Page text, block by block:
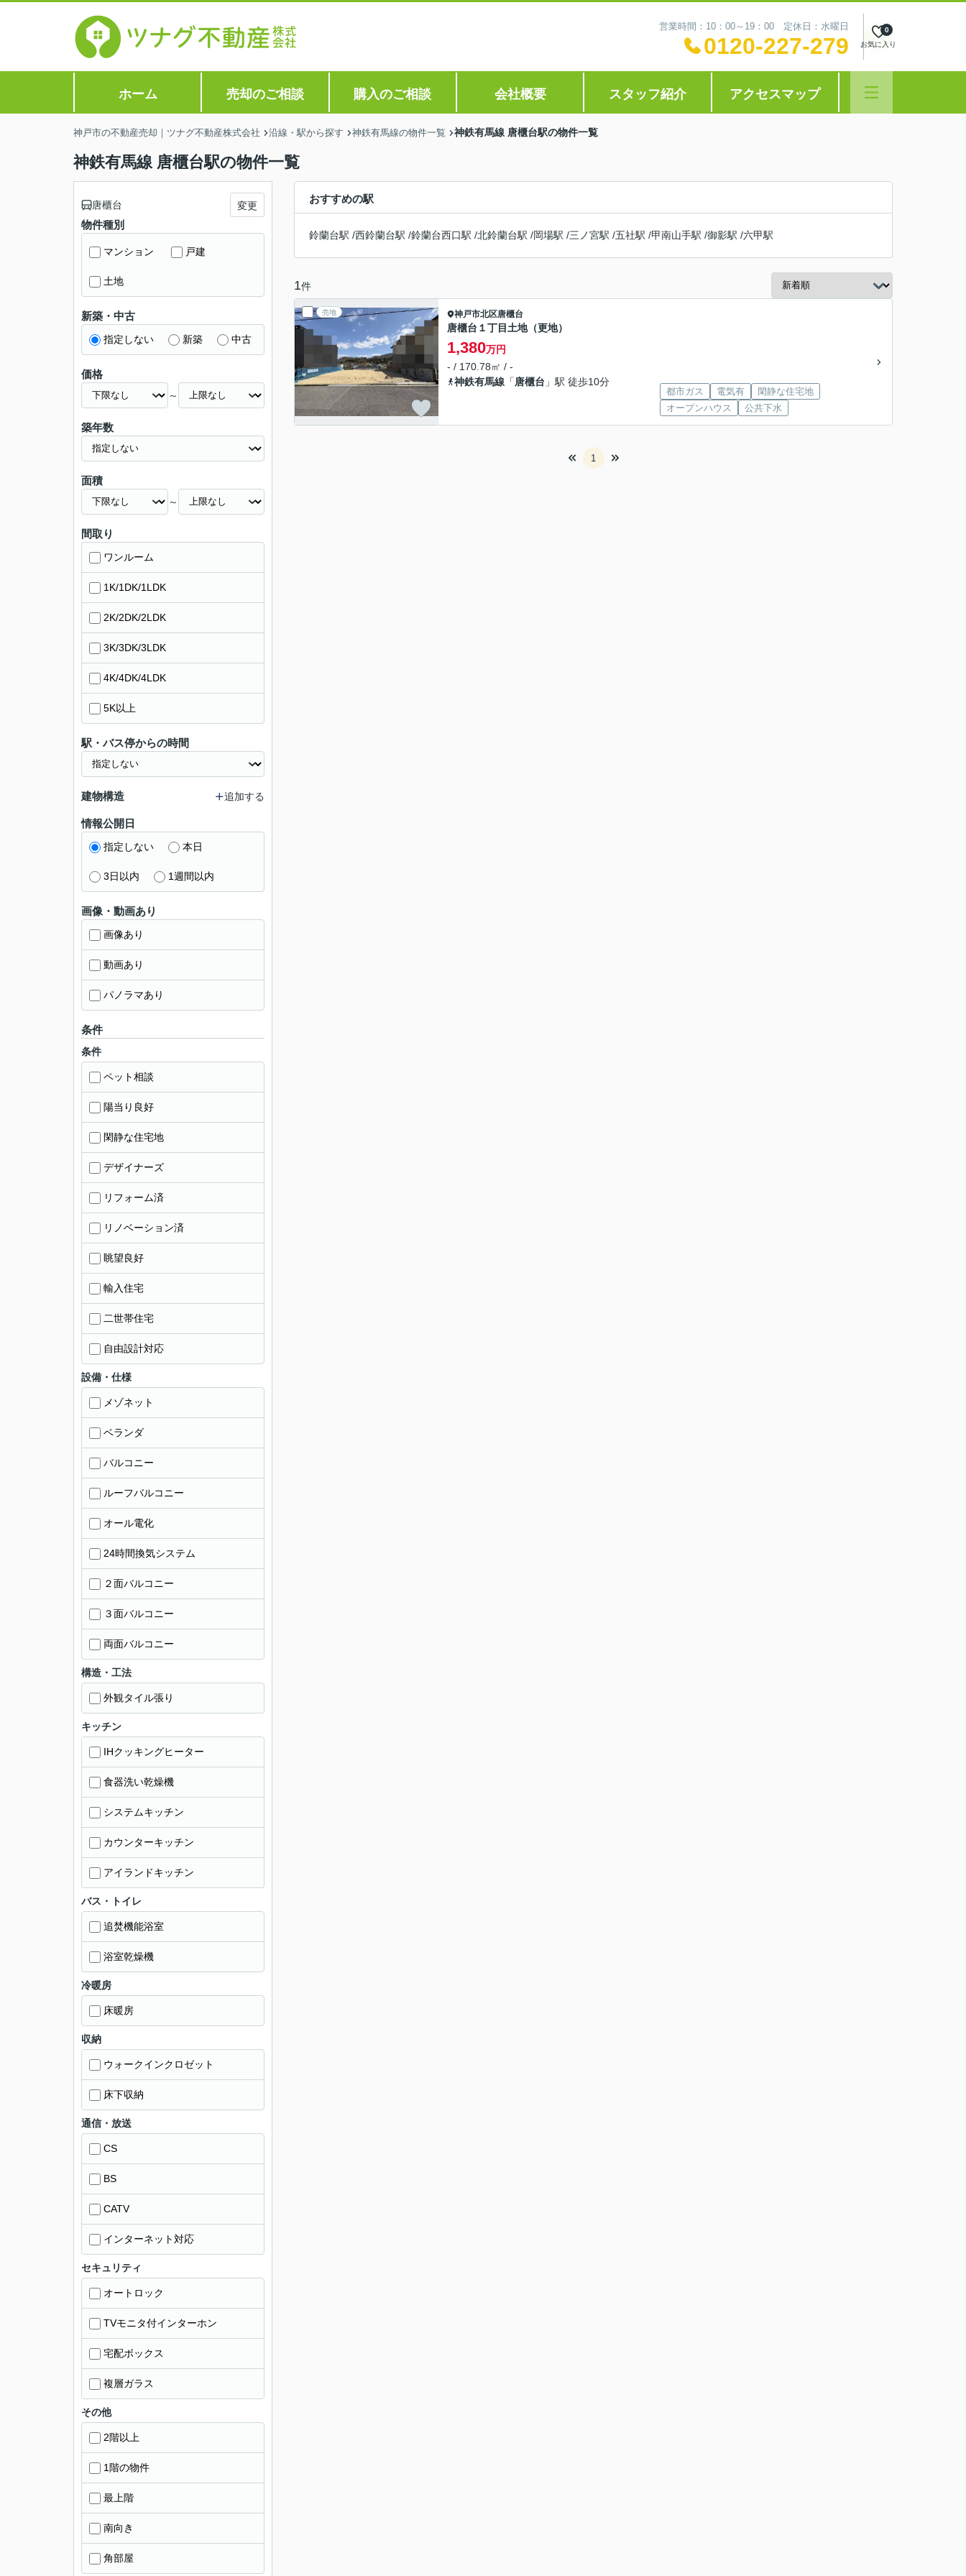
営業時間：10：00～19：00 定休日：水曜日
0120-227-279 お気に入り
0
ホーム 売却のご相談 購入のご相談 会社概要 スタッフ紹介 アクセスマップ
神戸市の不動産売却｜ツナグ不動産株式会社 沿線・駅から探す 神鉄有馬線の物件一覧 神鉄有馬線 唐櫃台駅の物件一覧
神鉄有馬線 唐櫃台駅の物件一覧
おすすめの駅
鈴蘭台駅 /西鈴蘭台駅 /鈴蘭台西口駅 /北鈴蘭台駅 /岡場駅 /三ノ宮駅 /五社駅 /甲南山手駅 /御影駅 /六甲駅
1件
売地 神戸市北区唐櫃台
唐櫃台１丁目土地（更地）
1,380万円
- / 170.78㎡ / -
神鉄有馬線 「唐櫃台 」駅 徒歩10分
都市ガス 電気有
閑静な住宅地
オープンハウス
公共下水
1
唐櫃台 変更
物件種別
マンション 戸建
土地
新築・中古
指定しない 新築 中古
価格
～
築年数
面積
～
間取り
ワンルーム
1K/1DK/1LDK
2K/2DK/2LDK
3K/3DK/3LDK
4K/4DK/4LDK
5K以上
駅・バス停からの時間
建物構造 追加する
情報公開日
指定しない 本日
3日以内 1週間以内
画像・動画あり
画像あり
動画あり
パノラマあり
条件
条件
ペット相談
陽当り良好
閑静な住宅地
デザイナーズ
リフォーム済
リノベーション済
眺望良好
輸入住宅
二世帯住宅
自由設計対応
設備・仕様
メゾネット
ベランダ
バルコニー
ルーフバルコニー
オール電化
24時間換気システム
２面バルコニー
３面バルコニー
両面バルコニー
構造・工法
外観タイル張り
キッチン
IHクッキングヒーター
食器洗い乾燥機
システムキッチン
カウンターキッチン
アイランドキッチン
バス・トイレ
追焚機能浴室
浴室乾燥機
冷暖房
床暖房
収納
ウォークインクロゼット
床下収納
通信・放送
CS
BS
CATV
インターネット対応
セキュリティ
オートロック
TVモニタ付インターホン
宅配ボックス
複層ガラス
その他
2階以上
1階の物件
最上階
南向き
角部屋